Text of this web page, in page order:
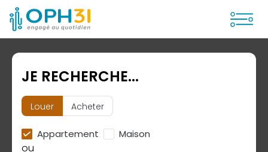
JE RECHERCHE...
Louer Acheter
Appartement Maison
ou